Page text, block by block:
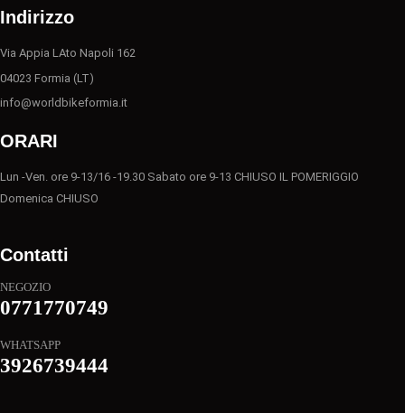
Indirizzo
Via Appia LAto Napoli 162
04023 Formia (LT)
info@worldbikeformia.it
ORARI
Lun -Ven. ore 9-13/16 -19.30 Sabato ore 9-13 CHIUSO IL POMERIGGIO
Domenica CHIUSO
Contatti
NEGOZIO
0771770749
WHATSAPP
3926739444